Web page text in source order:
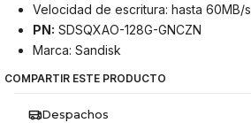
Velocidad de escritura: hasta 60MB/s
PN: SDSQXAO-128G-GNCZN
Marca: Sandisk
COMPARTIR ESTE PRODUCTO
Despachos